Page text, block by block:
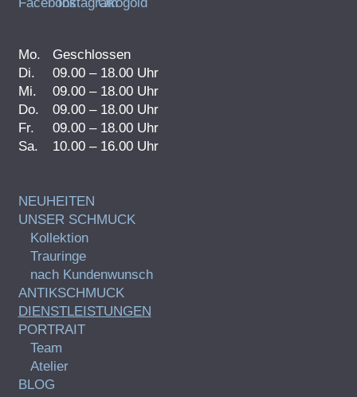
Mo.
Geschlossen
Di.
09.00 – 18.00 Uhr
Mi.
09.00 – 18.00 Uhr
Do.
09.00 – 18.00 Uhr
Fr.
09.00 – 18.00 Uhr
Sa.
10.00 – 16.00 Uhr
NEUHEITEN
UNSER SCHMUCK
Kollektion
Trauringe
nach Kundenwunsch
ANTIKSCHMUCK
DIENSTLEISTUNGEN
PORTRAIT
Team
Atelier
BLOG